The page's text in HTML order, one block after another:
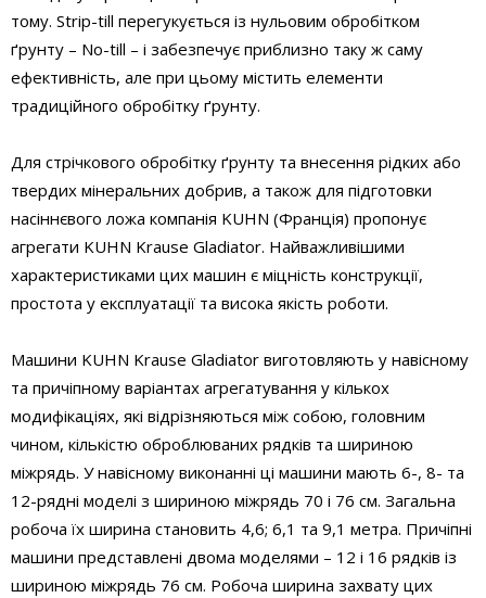
тому. Strip-till перегукується із нульовим обробітком
ґрунту – No-till – і забезпечує приблизно таку ж саму
ефективність, але при цьому містить елементи
традиційного обробітку ґрунту.
Для стрічкового обробітку ґрунту та внесення рідких або
твердих мінеральних добрив, а також для підготовки
насіннєвого ложа компанія KUHN (Франція) пропонує
агрегати KUHN Krause Gladiator. Найважливішими
характеристиками цих машин є міцність конструкції,
простота у експлуатації та висока якість роботи.
Машини KUHN Krause Gladiator виготовляють у навісному
та причіпному варіантах агрегатування у кількох
модифікаціях, які відрізняються між собою, головним
чином, кількістю оброблюваних рядків та шириною
міжрядь. У навісному виконанні ці машини мають 6-, 8- та
12-рядні моделі з шириною міжрядь 70 і 76 см. Загальна
робоча їх ширина становить 4,6; 6,1 та 9,1 метра. Причіпні
машини представлені двома моделями – 12 і 16 рядків із
шириною міжрядь 76 см. Робоча ширина захвату цих